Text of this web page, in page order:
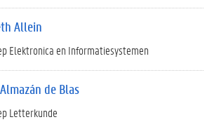
Allein
Elektronica en Informatiesystemen
de Blas
Letterkunde